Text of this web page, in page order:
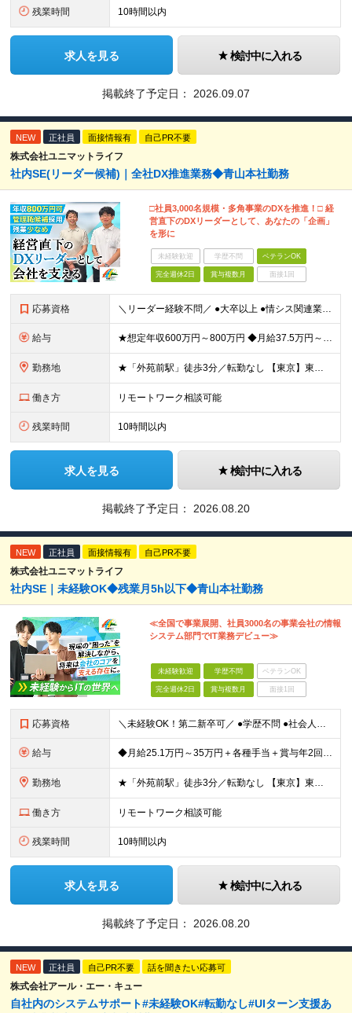
残業時間 10時間以内
求人を見る 検討中に入れる
掲載終了予定日： 2026.09.07
NEW 正社員 面接情報有 自己PR不要
株式会社ユニマットライフ
社内SE(リーダー候補)｜全社DX推進業務◆青山本社勤務
□社員3,000名規模・多角事業のDXを推進！□ 経
営直下のDXリーダーとして、あなたの「企画」
を形に
未経験歓迎 学歴不問 ベテランOK
完全週休2日 賞与複数月 面接1回
応募資格 ＼リーダー経験不問／ ●大卒以上 ●情シス関連業務の実務経験(2～3年を想定) ～こんな方に最適なポジションです～ ・大きな裁量、スケール感で企画を動かしたい方 ・アイデアや経験を活かして構想から関
給与 ★想定年収600万円～800万円 ◆月給37.5万円～50万円＋賞与年2回 ※経験・年齢・能力などを考慮の上、決定します。 ※残業代は管理職採用のためなし ※試用期間3ヶ月(期間中の待遇等に差異なし
勤務地 ★「外苑前駅」徒歩3分／転勤なし 【東京】東京都港区南青山2-12-14 ユニマット青山ビル ※(変更の範囲)上記を除く当社関連勤務地
働き方 リモートワーク相談可能
残業時間 10時間以内
求人を見る 検討中に入れる
掲載終了予定日： 2026.08.20
NEW 正社員 面接情報有 自己PR不要
株式会社ユニマットライフ
社内SE｜未経験OK◆残業月5h以下◆青山本社勤務
≪全国で事業展開、社員3000名の事業会社の情報
システム部門でIT業務デビュー≫
未経験歓迎 学歴不問 ベテランOK
完全週休2日 賞与複数月 面接1回
応募資格 ＼未経験OK！第二新卒可／ ●学歴不問 ●社会人経験をお持ちの方（年数不問） ～こんな方にオススメのポジションです～ ★コミュニケーションを大切にし、人のサポートが好きな方 ★情報システムやIT、D
給与 ◆月給25.1万円～35万円＋各種手当＋賞与年2回 ※経験・年齢・能力などを考慮の上、決定します。 ※上記には固定残業代：30時間分／5万円を含む。超過分は別途全額支給。 ※試用期間3ヶ月(期間中の
勤務地 ★「外苑前駅」徒歩3分／転勤なし 【東京】東京都港区南青山2-12-14 ユニマット青山ビル ※(変更の範囲)上記を除く当社関連勤務地
働き方 リモートワーク相談可能
残業時間 10時間以内
求人を見る 検討中に入れる
掲載終了予定日： 2026.08.20
NEW 正社員 自己PR不要 話を聞きたい応募可
株式会社アール・エー・キュー
自社内のシステムサポート#未経験OK#転勤なし#UIターン支援あ